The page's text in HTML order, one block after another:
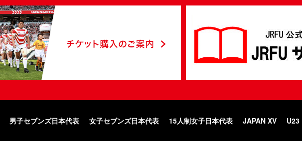
男子セブンズ日本代表 女子セブンズ日本代表 15人制女子日本代表 JAPAN XV U23